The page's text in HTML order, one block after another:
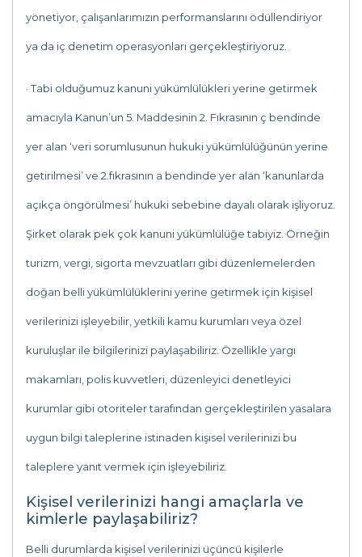
yönetiyor, çalışanlarımızın performanslarını ödüllendiriyor
ya da iç denetim operasyonları gerçekleştiriyoruz.
· Tabi olduğumuz kanuni yükümlülükleri yerine getirmek
amacıyla Kanun’un 5. Maddesinin 2. Fıkrasının ç bendinde
yer alan ‘veri sorumlusunun hukuki yükümlülüğünün yerine
getirilmesi’ ve 2.fıkrasının a bendinde yer alan ‘kanunlarda
açıkça öngörülmesi’ hukuki sebebine dayalı olarak işliyoruz.
Şirket olarak pek çok kanuni yükümlülüğe tabiyiz. Örneğin
turizm, vergi, sigorta mevzuatları gibi düzenlemelerden
doğan belli yükümlülüklerini yerine getirmek için kişisel
verilerinizi işleyebilir, yetkili kamu kurumları veya özel
kuruluşlar ile bilgilerinizi paylaşabiliriz. Özellikle yargı
makamları, polis kuvvetleri, düzenleyici denetleyici
kurumlar gibi otoriteler tarafından gerçekleştirilen yasalara
uygun bilgi taleplerine istinaden kişisel verilerinizi bu
taleplere yanıt vermek için işleyebiliriz.
Kişisel verilerinizi hangi amaçlarla ve
kimlerle paylaşabiliriz?
Belli durumlarda kişisel verilerinizi üçüncü kişilerle